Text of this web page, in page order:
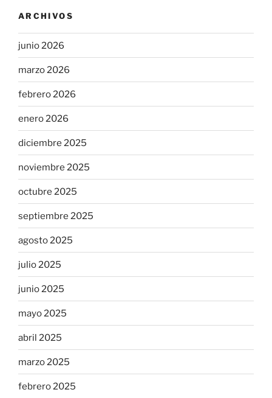
ARCHIVOS
junio 2026
marzo 2026
febrero 2026
enero 2026
diciembre 2025
noviembre 2025
octubre 2025
septiembre 2025
agosto 2025
julio 2025
junio 2025
mayo 2025
abril 2025
marzo 2025
febrero 2025